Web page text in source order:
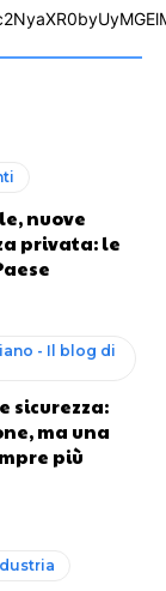
nuove
privata: le
- Il blog di
sicurezza:
ma una
più